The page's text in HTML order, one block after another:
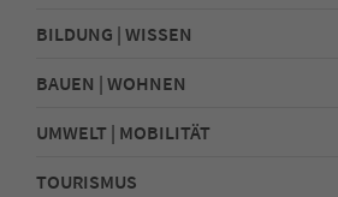
BILDUNG | WISSEN
BAUEN | WOHNEN
UMWELT | MOBILITÄT
TOURISMUS